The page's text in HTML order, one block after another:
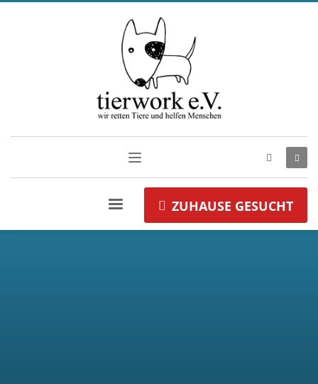
ZUHAUSE GESUCHT